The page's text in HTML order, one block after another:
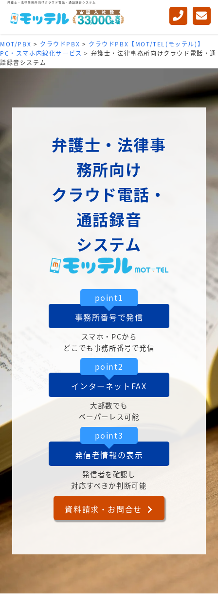
弁護士・法律事務所向けクラウド電話・通話録音システム
MOT/PBX > クラウドPBX > クラウドPBX【MOT/TEL(モッテル)】
PC・スマホ内線化サービス > 弁護士・法律事務所向けクラウド電話・通
話録音システム
弁護士・法律事
務所向け
クラウド電話・
通話録音
システム
point1
事務所番号で発信
スマホ・PCから
どこでも事務所番号で発信
point2
インターネットFAX
大部数でも
ペーパーレス可能
point3
発信者情報の表示
発信者を確認し
対応すべきか判断可能
資料請求・お問合せ